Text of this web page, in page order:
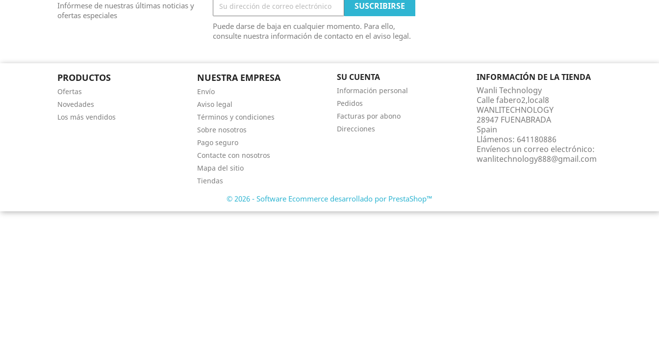
Infórmese de nuestras últimas noticias y
ofertas especiales
Puede darse de baja en cualquier momento. Para ello,
consulte nuestra información de contacto en el aviso legal.
PRODUCTOS
Ofertas
Novedades
Los más vendidos
NUESTRA EMPRESA
Envío
Aviso legal
Términos y condiciones
Sobre nosotros
Pago seguro
Contacte con nosotros
Mapa del sitio
Tiendas
SU CUENTA
Información personal
Pedidos
Facturas por abono
Direcciones
INFORMACIÓN DE LA TIENDA
Wanli Technology
Calle fabero2,local8
WANLITECHNOLOGY
28947 FUENABRADA
Spain
Llámenos: 641180886
Envíenos un correo electrónico:
wanlitechnology888@gmail.com
© 2026 - Software Ecommerce desarrollado por PrestaShop™